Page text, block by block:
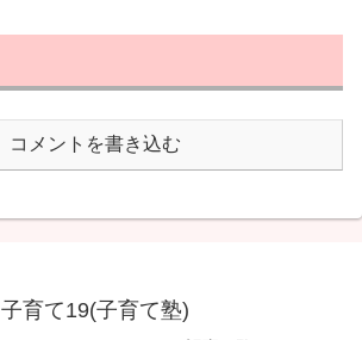
コメントを書き込む
子育て19(子育て塾)